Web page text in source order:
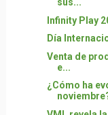
Infinity Play
Día
Venta de
e...
¿Cómo ha